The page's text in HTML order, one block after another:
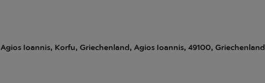
Agios Ioannis, Korfu, Griechenland, Agios Ioannis, 49100, Griechenland